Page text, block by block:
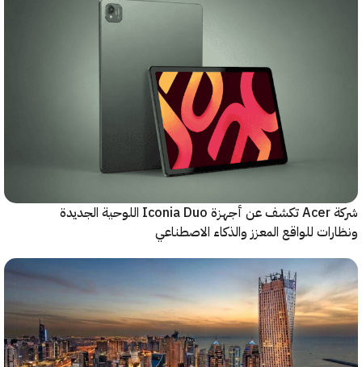
شركة Acer تكشف عن أجهزة Iconia Duo اللوحية الجديدة
للواقع المعزز والذكاء الاصطناعي